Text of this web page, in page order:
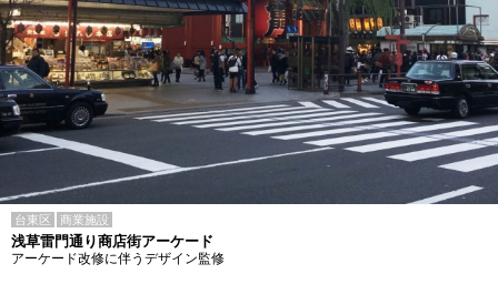
台東区 商業施設
浅草雷門通り商店街アーケード
アーケード改修に伴うデザイン監修